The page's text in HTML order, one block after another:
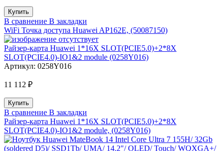
В сравнение В закладки
WiFi Точка доступа Huawei AP162E, (50087150)
Райзер-карта Huawei 1*16X SLOT(PCIE5.0)+2*8X
SLOT(PCIE4.0)-IO1&2 module (0258Y016)
Артикул: 0258Y016
11 112 ₽
В сравнение В закладки
Райзер-карта Huawei 1*16X SLOT(PCIE5.0)+2*8X
SLOT(PCIE4.0)-IO1&2 module, (0258Y016)